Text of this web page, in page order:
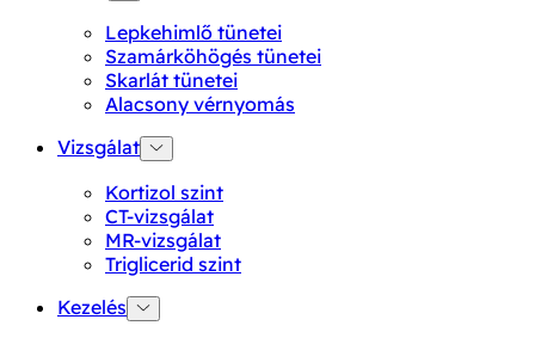
Lepkehimlő tünetei
Szamárköhögés tünetei
Skarlát tünetei
Alacsony vérnyomás
Vizsgálat
Kortizol szint
CT-vizsgálat
MR-vizsgálat
Triglicerid szint
Kezelés